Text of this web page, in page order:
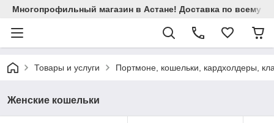
Многопрофильный магазин в Астане! Доставка по всему
Товары и услуги Портмоне, кошельки, кардхолдеры,
Женские кошельки